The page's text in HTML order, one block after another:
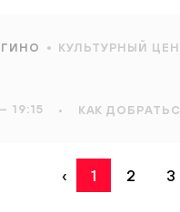
КУЛЬТУРНЫЙ
19:15 • КАК
‹ 1 2 3